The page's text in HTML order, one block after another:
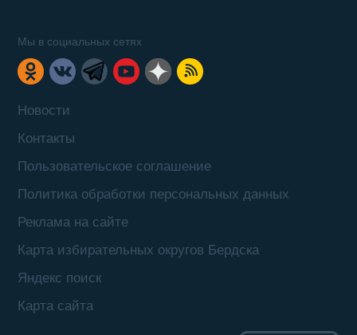
Новости
Контакты
Пользовательское соглашение
Политика обработки персональных данных
Реклама на сайте
Карта избирательных округов Бердска
Яндекс поиск
Карта сайта
Мы в социальных сетях